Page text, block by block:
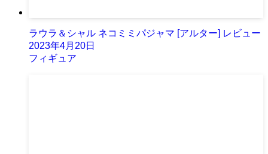
ラウラ＆シャル ネコミミパジャマ [アルター] レビュー
2023年4月20日
フィギュア